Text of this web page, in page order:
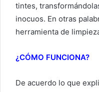
tintes,
inocuos. En otras
herramienta de
¿CÓMO FUNCIONA?
De acuerdo lo que